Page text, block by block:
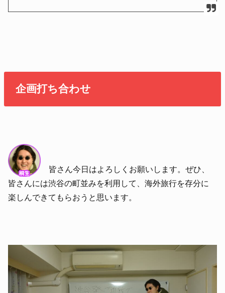
企画打ち合わせ
皆さん今日はよろしくお願いします。ぜひ、
皆さんには渋谷の町並みを利用して、海外旅行を存分に
楽しんできてもらおうと思います。